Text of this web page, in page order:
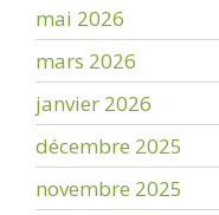
mai 2026
mars 2026
janvier 2026
décembre 2025
novembre 2025